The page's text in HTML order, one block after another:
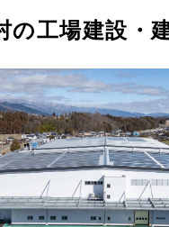
の工場建設・